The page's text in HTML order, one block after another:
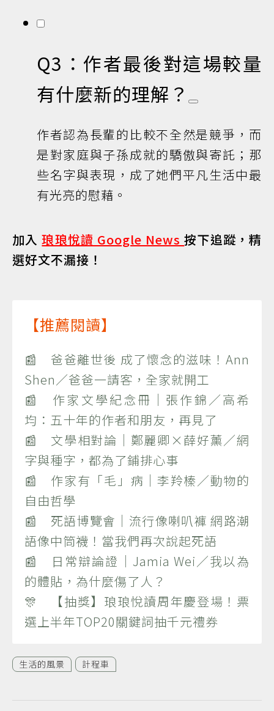
Q3：作者最後對這場較量
有什麼新的理解？
作者認為長輩的比較不全然是競爭，而
是對家庭與子孫成就的驕傲與寄託；那
些名字與表現，成了她們平凡生活中最
有光亮的慰藉。
加入琅琅悅讀 Google News按下追蹤，精
選好文不漏接！
【推薦閱讀】
📰 爸爸離世後 成了懷念的滋味！Ann
Shen／爸爸一請客，全家就開工
📰 作家文學紀念冊｜張作錦／高希
均：五十年的作者和朋友，再見了
📰 文學相對論｜鄭麗卿×薛好薰／網
字與種字，都為了鋪排心事
📰 作家有「毛」病｜李羚榛／動物的
自由哲學
📰 死語博覽會｜流行像喇叭褲 網路潮
語像中筒襪！當我們再次說起死語
📰 日常辯論證｜Jamia Wei／我以為
的體貼，為什麼傷了人？
🎊 【抽獎】琅琅悅讀周年慶登場！票
選上半年TOP20關鍵詞抽千元禮券
生活的風景 計程車